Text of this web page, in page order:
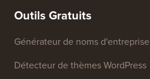
Outils Gratuits
Générateur de noms d'entreprise
Détecteur de thèmes WordPress